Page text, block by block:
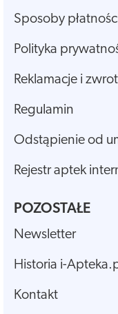
Sposoby
Polityka
Reklamacje i
Regulamin
Odstąpienie od
Rejestr aptek
POZOSTAŁE
Newsletter
Historia i-
Kontakt